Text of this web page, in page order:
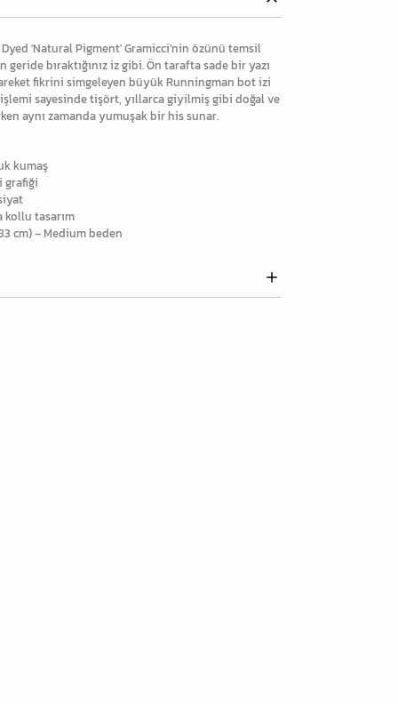
'Natural Pigment' Gramicci’nin özünü temsil
bıraktığınız iz gibi. Ön tarafta sade bir yazı
fikrini simgeleyen büyük Runningman bot izi
sayesinde tişört, yıllarca giyilmiş gibi doğal ve
aynı zamanda yumuşak bir his sunar.
kumaş
grafiği
kollu tasarım
cm) – Medium beden